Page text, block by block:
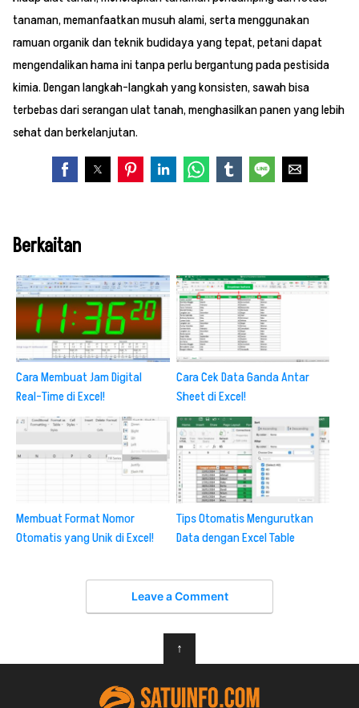
tanaman, memanfaatkan musuh alami, serta menggunakan
ramuan organik dan teknik budidaya yang tepat, petani dapat
mengendalikan hama ini tanpa perlu bergantung pada pestisida
kimia. Dengan langkah-langkah yang konsisten, sawah bisa
terbebas dari serangan ulat tanah, menghasilkan panen yang lebih
sehat dan berkelanjutan.
Berkaitan
Cara Membuat Jam Digital
Real-Time di Excel!
Cara Cek Data Ganda Antar
Sheet di Excel!
Membuat Format Nomor
Otomatis yang Unik di Excel!
Tips Otomatis Mengurutkan
Data dengan Excel Table
Leave a Comment
↑